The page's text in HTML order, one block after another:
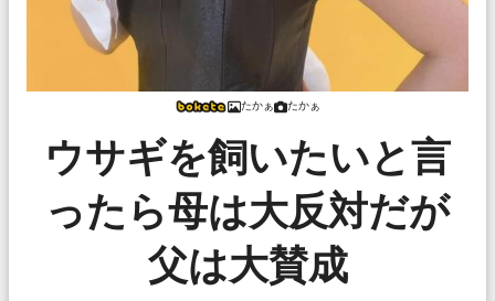
たかぁ たかぁ
ウサギを飼いたいと言
ったら母は大反対だが
父は大賛成